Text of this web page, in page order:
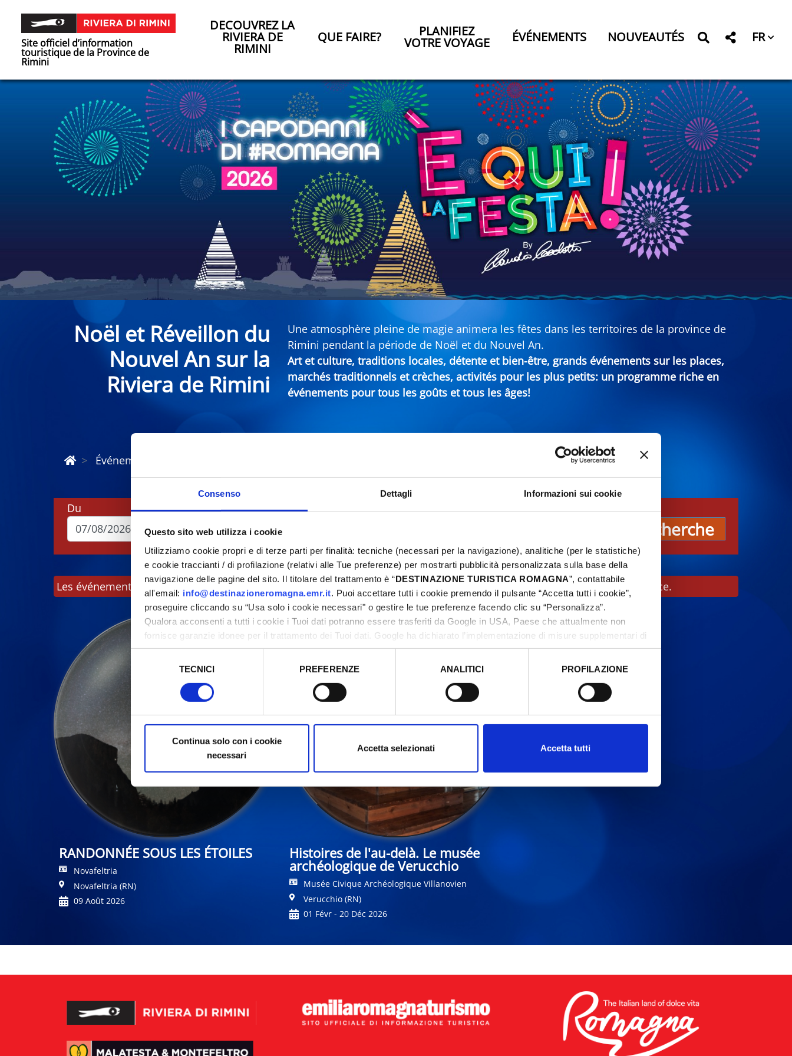
Consenso Dettagli Informazioni sui cookie
Questo sito web utilizza i cookie
Utilizziamo cookie propri e di terze parti per finalità: tecniche (necessari per la navigazione), analitiche (per le statistiche)
e cookie traccianti / di profilazione (relativi alle Tue preferenze) per mostrarti pubblicità personalizzata sulla base della
navigazione delle pagine del sito. Il titolare del trattamento è “DESTINAZIONE TURISTICA ROMAGNA”, contattabile
all'email: info@destinazioneromagna.emr.it. Puoi accettare tutti i cookie premendo il pulsante “Accetta tutti i cookie”,
proseguire cliccando su “Usa solo i cookie necessari" o gestire le tue preferenze facendo clic su “Personalizza”.
Qualora acconsenti a tutti i cookie i Tuoi dati potranno essere trasferiti da Google in USA, Paese che attualmente non
fornisce garanzie idonee per il trattamento dei Tuoi dati. Google ha dichiarato l’implementazione di misure supplementari di
sicurezza a Tutela dei navigatori, che abbiamo valutato essere sufficienti.
TECNICI PREFERENZE ANALITICI PROFILAZIONE
Continua solo con i cookie
necessari
Accetta selezionati Accetta tutti
Site officiel d’information
touristique de la Province de
Rimini
DECOUVREZ LA
RIVIERA DE
RIMINI
QUE FAIRE? PLANIFIEZ
VOTRE VOYAGE ÉVÉNEMENTS NOUVEAUTÉS FR
Noël et Réveillon du
Nouvel An sur la
Riviera de Rimini
Une atmosphère pleine de magie animera les fêtes dans les territoires de la province de
Rimini pendant la période de Noël et du Nouvel An.
Art et culture, traditions locales, détente et bien-être, grands événements sur les places,
marchés traditionnels et crèches, activités pour les plus petits: un programme riche en
événements pour tous les goûts et tous les âges!
Événements de Noël et du Nouvel An sur la Riviera de Rimini
Du Au Municipalité Types
Recherche
Les événements peuvent faire l'objet de modifications. Contactez toujours les organisateurs avant de vous rendre sur place.
RANDONNÉE SOUS LES ÉTOILES
Novafeltria
Novafeltria (RN)
09 Août 2026
Histoires de l'au-delà. Le musée
archéologique de Verucchio
Musée Civique Archéologique Villanovien
Verucchio (RN)
01 Févr - 20 Déc 2026